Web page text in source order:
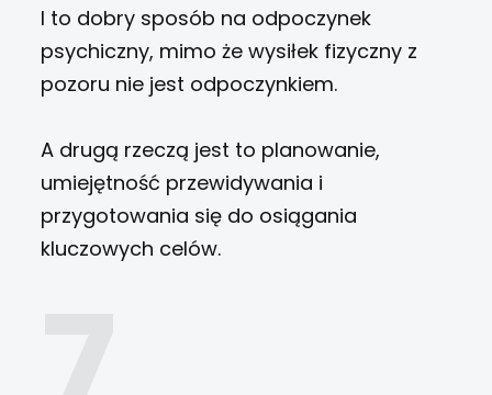
I to dobry sposób na odpoczynek
psychiczny, mimo że wysiłek fizyczny z
pozoru nie jest odpoczynkiem.
A drugą rzeczą jest to planowanie,
umiejętność przewidywania i
przygotowania się do osiągania
kluczowych celów.